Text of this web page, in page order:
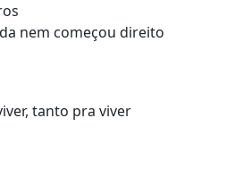
nem começou direito
tanto pra viver